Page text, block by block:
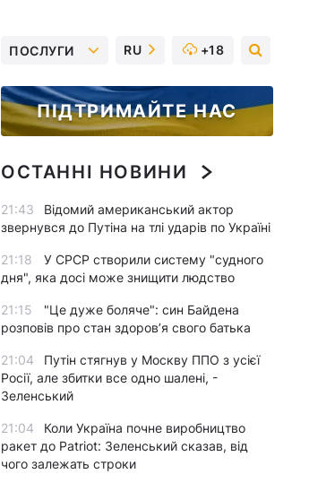
ПОСЛУГИ RU +18
ПІДТРИМАЙТЕ НАС
ОСТАННІ НОВИНИ
21:43
Відомий американський актор
звернувся до Путіна на тлі ударів по Україні
21:18
У СРСР створили систему "судного
дня", яка досі може знищити людство
21:15
"Це дуже боляче": син Байдена
розповів про стан здоров’я свого батька
21:04
Путін стягнув у Москву ППО з усієї
Росії, але збитки все одно шалені, -
Зеленський
21:04
Коли Україна почне виробництво
ракет до Patriot: Зеленський сказав, від
чого залежать строки